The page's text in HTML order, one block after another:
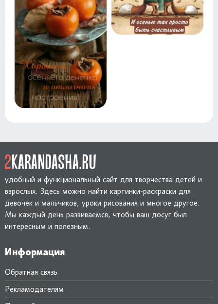
удобный и функциональный сайт для творчества детей и
взрослых. Здесь можно найти картинки-раскраски для
девочек и мальчиков, уроки рисования и многое другое.
Мы каждый день развиваемся, чтобы ваш досуг был
интересным и полезным.
Информация
Обратная связь
Рекламодателям